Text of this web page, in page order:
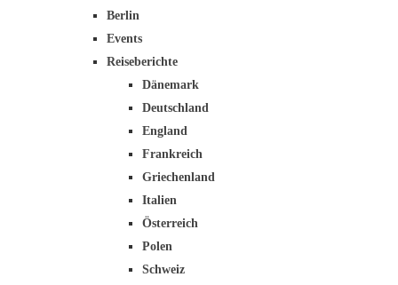
Berlin
Events
Reiseberichte
Dänemark
Deutschland
England
Frankreich
Griechenland
Italien
Österreich
Polen
Schweiz